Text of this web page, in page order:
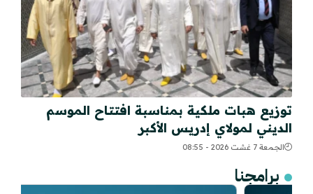
توزيع هبات ملكية بمناسبة افتتاح الموسم
الديني لمولاي إدريس الأكبر
الجمعة 7 غشت 2026 - 08:55
برامجنا